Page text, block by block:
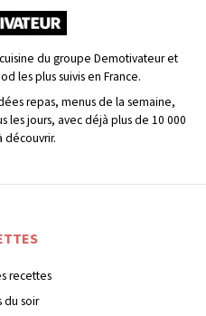
du groupe Demotivateur et
les plus suivis en France.
repas, menus de la semaine,
les jours, avec déjà plus de 10 000
découvrir.
recettes
du soir